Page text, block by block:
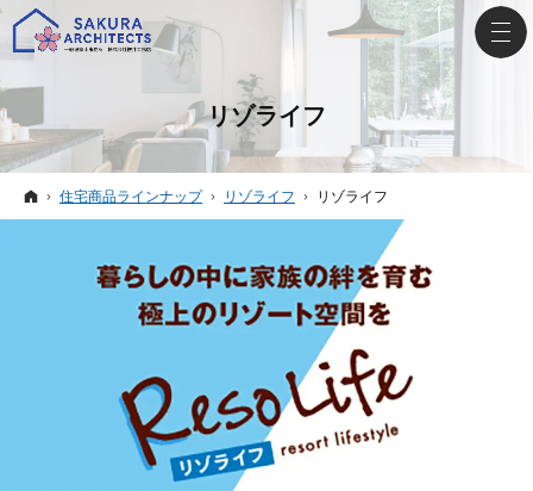
リゾライフ
ホーム
住宅商品ラインナップ リゾライフ リゾライフ